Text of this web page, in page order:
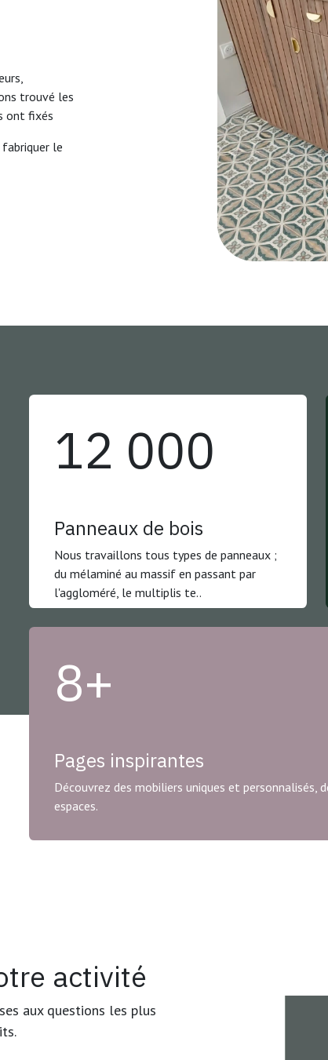
trouvé les
ont fixés
le
12 000
Panneaux de bois
Nous travaillons tous types de panneaux ;
du mélaminé au massif en passant par
l'aggloméré, le multiplis te..
8+
Pages inspirantes
Découvrez des mobiliers uniques et personnalisés,
espaces.
activité
aux questions les plus